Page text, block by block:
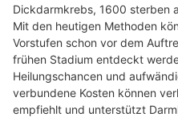
Dickdarmkrebs, 1600 sterben
Mit den heutigen Methoden
Vorstufen schon vor dem
frühen Stadium entdeckt
Heilungschancen und
verbundene Kosten können
empfiehlt und unterstützt